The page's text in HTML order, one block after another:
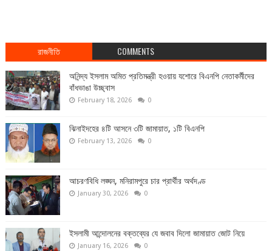
রাজনীতি COMMENTS
অনিন্দ্য ইসলাম অমিত প্রতিমন্ত্রী হওয়ায় যশোরে বিএনপি নেতাকর্মীদের
বাঁধভাঙা উচ্ছ্বাস
February 18, 2026 0
ঝিনাইদহের ৪টি আসনে ৩টি জামায়াত, ১টি বিএনপি
February 13, 2026 0
আচরণবিধি লঙ্ঘন, মনিরামপুরে চার প্রার্থীর অর্থদণ্ড
January 30, 2026 0
ইসলামী আন্দোলনের বক্তব্যের যে জবাব দিলো জামায়াত জোট নিয়ে
January 16, 2026 0